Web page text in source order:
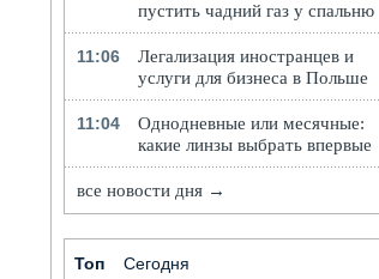
пустить чадний газ у спальню
11:06
Легализация иностранцев и
услуги для бизнеса в Польше
11:04
Однодневные или месячные:
какие линзы выбрать впервые
все новости дня →
Топ Сегодня